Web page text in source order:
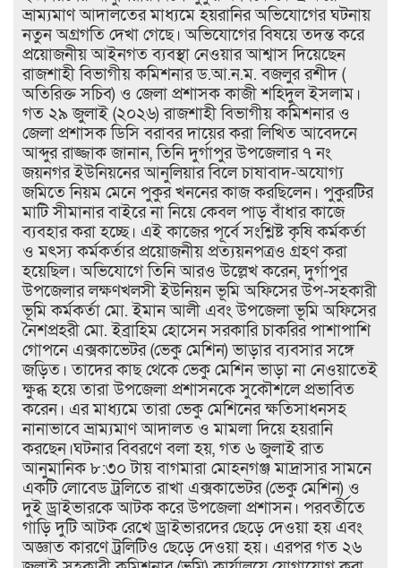
ভ্রাম্যমাণ আদালতের মাধ্যমে হয়রানির অভিযোগের ঘটনায়
নতুন অগ্রগতি দেখা গেছে। অভিযোগের বিষয়ে তদন্ত করে
প্রয়োজনীয় আইনগত ব্যবস্থা নেওয়ার আশ্বাস দিয়েছেন
রাজশাহী বিভাগীয় কমিশনার ড.আ.ন.ম. বজলুর রশীদ (
অতিরিক্ত সচিব) ও জেলা প্রশাসক কাজী শহিদুল ইসলাম।
গত ২৯ জুলাই (২০২৬) রাজশাহী বিভাগীয় কমিশনার ও
জেলা প্রশাসক ডিসি বরাবর দায়ের করা লিখিত আবেদনে
আব্দুর রাজ্জাক জানান, তিনি দুর্গাপুর উপজেলার ৭ নং
জয়নগর ইউনিয়নের আনুলিয়ার বিলে চাষাবাদ-অযোগ্য
জমিতে নিয়ম মেনে পুকুর খননের কাজ করছিলেন। পুকুরটির
মাটি সীমানার বাইরে না নিয়ে কেবল পাড় বাঁধার কাজে
ব্যবহার করা হচ্ছে। এই কাজের পূর্বে সংশ্লিষ্ট কৃষি কর্মকর্তা
ও মৎস্য কর্মকর্তার প্রয়োজনীয় প্রত্যয়নপত্রও গ্রহণ করা
হয়েছিল।​ অভিযোগে তিনি আরও উল্লেখ করেন, দুর্গাপুর
উপজেলার লক্ষণখলসী ইউনিয়ন ভূমি অফিসের উপ-সহকারী
ভূমি কর্মকর্তা মো. ইমান আলী এবং উপজেলা ভূমি অফিসের
নৈশপ্রহরী মো. ইব্রাহিম হোসেন সরকারি চাকরির পাশাপাশি
গোপনে এক্সকাভেটর (ভেকু মেশিন) ভাড়ার ব্যবসার সঙ্গে
জড়িত। তাদের কাছ থেকে ভেকু মেশিন ভাড়া না নেওয়াতেই
ক্ষুব্ধ হয়ে তারা উপজেলা প্রশাসনকে সুকৌশলে প্রভাবিত
করেন। এর মাধ্যমে তারা ভেকু মেশিনের ক্ষতিসাধনসহ
নানাভাবে ভ্রাম্যমাণ আদালত ও মামলা দিয়ে হয়রানি
করছেন।​ঘটনার বিবরণে বলা হয়, গত ৬ জুলাই রাত
আনুমানিক ৮:৩০ টায় বাগমারা মোহনগঞ্জ মাদ্রাসার সামনে
একটি লোবেড ট্রলিতে রাখা এক্সকাভেটর (ভেকু মেশিন) ও
দুই ড্রাইভারকে আটক করে উপজেলা প্রশাসন। পরবর্তীতে
গাড়ি দুটি আটক রেখে ড্রাইভারদের ছেড়ে দেওয়া হয় এবং
অজ্ঞাত কারণে ট্রলিটিও ছেড়ে দেওয়া হয়। এরপর গত ২৬